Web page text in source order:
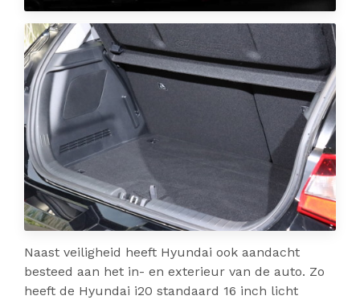
Naast veiligheid heeft Hyundai ook aandacht
besteed aan het in- en exterieur van de auto. Zo
heeft de Hyundai i20 standaard 16 inch licht